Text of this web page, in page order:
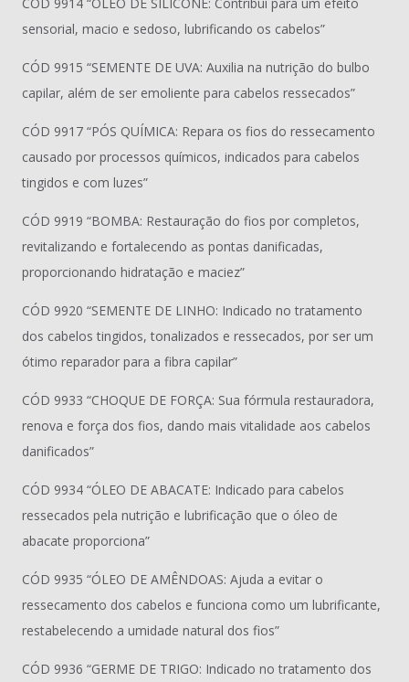
sensorial, macio e sedoso, lubrificando os cabelos”
CÓD 9915 “SEMENTE DE UVA: Auxilia na nutrição do bulbo
capilar, além de ser emoliente para cabelos ressecados”
CÓD 9917 “PÓS QUÍMICA: Repara os fios do ressecamento
causado por processos químicos, indicados para cabelos
tingidos e com luzes”
CÓD 9919 “BOMBA: Restauração do fios por completos,
revitalizando e fortalecendo as pontas danificadas,
proporcionando hidratação e maciez”
CÓD 9920 “SEMENTE DE LINHO: Indicado no tratamento
dos cabelos tingidos, tonalizados e ressecados, por ser um
ótimo reparador para a fibra capilar”
CÓD 9933 “CHOQUE DE FORÇA: Sua fórmula restauradora,
renova e força dos fios, dando mais vitalidade aos cabelos
danificados”
CÓD 9934 “ÓLEO DE ABACATE: Indicado para cabelos
ressecados pela nutrição e lubrificação que o óleo de
abacate proporciona”
CÓD 9935 “ÓLEO DE AMÊNDOAS: Ajuda a evitar o
ressecamento dos cabelos e funciona como um lubrificante,
restabelecendo a umidade natural dos fios”
CÓD 9936 “GERME DE TRIGO: Indicado no tratamento dos